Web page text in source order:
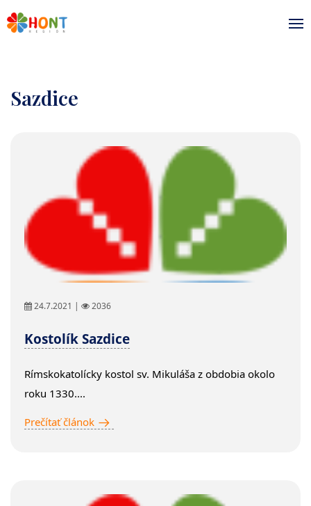
Sazdice
24.7.2021 | 2036
Kostolík Sazdice
Rímskokatolícky kostol sv. Mikuláša z obdobia okolo
roku 1330....
Prečítať článok